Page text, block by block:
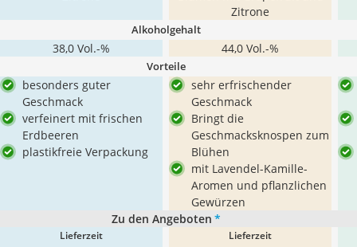
Zitrone
Alkoholgehalt
38,0 Vol.-% 44,0 Vol.-%
Vorteile
besonders guter
Geschmack
verfeinert mit frischen
Erdbeeren
plastikfreie Verpackung
sehr erfrischender
Geschmack
Bringt die
Geschmacksknospen zum
Blühen
mit Lavendel-Kamille-
Aromen und pflanzlichen
Gewürzen
Zu den Angeboten *
Lieferzeit Lieferzeit